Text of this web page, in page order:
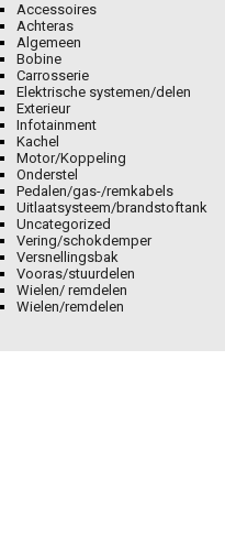
Accessoires
Achteras
Algemeen
Bobine
Carrosserie
Elektrische systemen/delen
Exterieur
Infotainment
Kachel
Motor/Koppeling
Onderstel
Pedalen/gas-/remkabels
Uitlaatsysteem/brandstoftank
Uncategorized
Vering/schokdemper
Versnellingsbak
Vooras/stuurdelen
Wielen/ remdelen
Wielen/remdelen